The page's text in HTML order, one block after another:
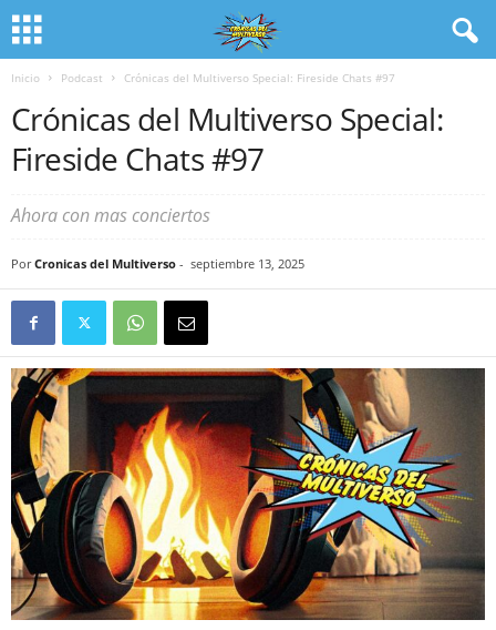
Inicio Podcast Crónicas del Multiverso Special: Fireside Chats #97
Crónicas del Multiverso Special:
Fireside Chats #97
Ahora con mas conciertos
Por Cronicas del Multiverso - septiembre 13, 2025